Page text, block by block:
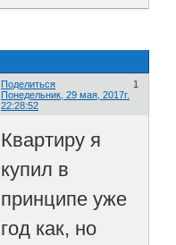
Поделиться
1
Понедельник, 29 мая, 2017г.
22:28:52
Квартиру я
купил в
принципе уже
год как, но